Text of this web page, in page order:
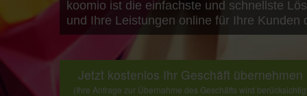
koomio ist die einfachste und schnellste
und Ihre Leistungen online für Ihre Kunden
Jetzt kostenlos Ihr Geschäft übernehmen
(Ihre Anfrage zur Übernahme des Geschäfts wird